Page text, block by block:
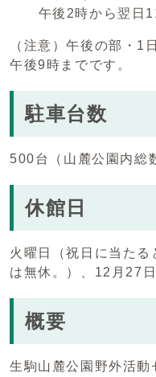
午後2時から翌
（注意）午後の部・1
午後9時までです。
駐車台数
500台（山麓公園内総
休館日
火曜日（祝日に当た
は無休。）、12月27
概要
生駒山麓公園野外活動